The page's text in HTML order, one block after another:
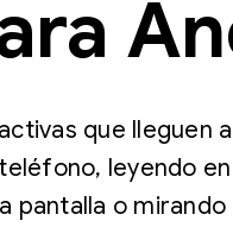
que lleguen
leyendo
pantalla o mirando